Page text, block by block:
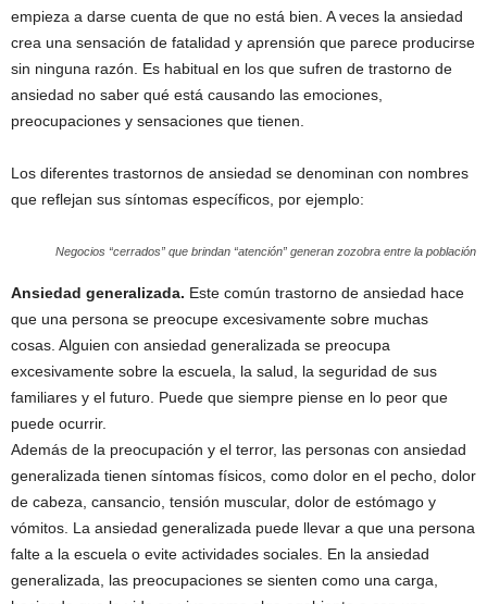
empieza a darse cuenta de que no está bien. A veces la ansiedad
crea una sensación de fatalidad y aprensión que parece producirse
sin ninguna razón. Es habitual en los que sufren de trastorno de
ansiedad no saber qué está causando las emociones,
preocupaciones y sensaciones que tienen.
Los diferentes trastornos de ansiedad se denominan con nombres
que reflejan sus síntomas específicos, por ejemplo:
Negocios “cerrados” que brindan “atención” generan zozobra entre la población
Ansiedad generalizada. Este común trastorno de ansiedad hace
que una persona se preocupe excesivamente sobre muchas
cosas. Alguien con ansiedad generalizada se preocupa
excesivamente sobre la escuela, la salud, la seguridad de sus
familiares y el futuro. Puede que siempre piense en lo peor que
puede ocurrir.
Además de la preocupación y el terror, las personas con ansiedad
generalizada tienen síntomas físicos, como dolor en el pecho, dolor
de cabeza, cansancio, tensión muscular, dolor de estómago y
vómitos. La ansiedad generalizada puede llevar a que una persona
falte a la escuela o evite actividades sociales. En la ansiedad
generalizada, las preocupaciones se sienten como una carga,